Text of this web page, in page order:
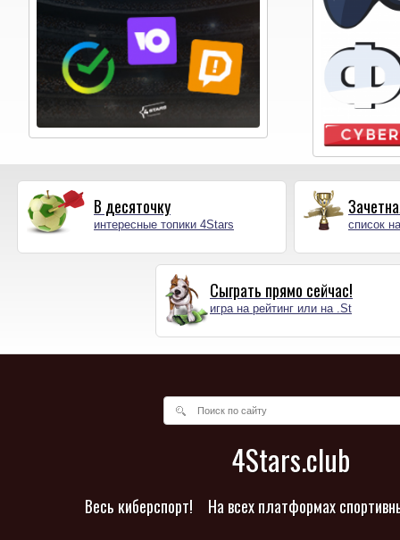
В десяточку
интересные топики 4Stars список
Сыграть прямо сейчас!
игра на рейтинг или на .St
4Stars.club
Весь киберспорт! На всех платформах